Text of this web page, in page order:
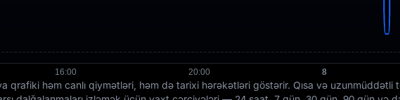
qrafiki həm canlı qiymətləri, həm də tarixi hərəkətləri göstərir. Qısa və